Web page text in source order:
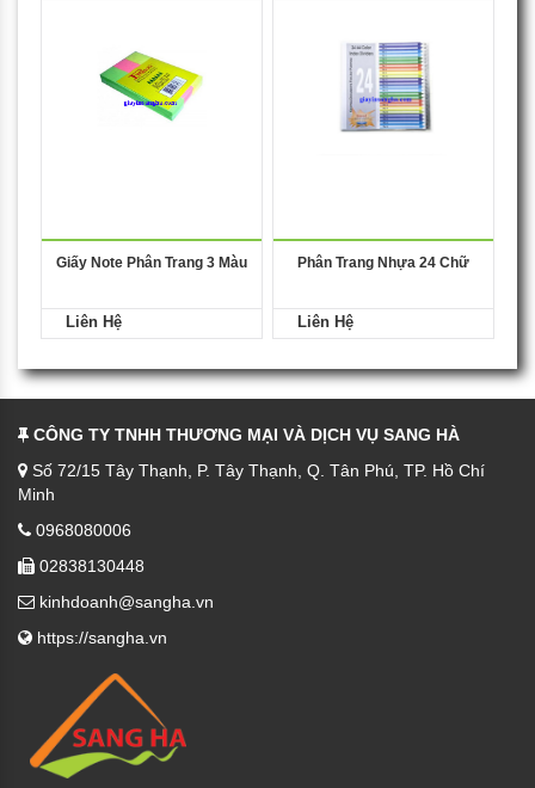
Giấy Note Phân Trang 3 Màu
Liên Hệ
Phân Trang Nhựa 24 Chữ
Liên Hệ
CÔNG TY TNHH THƯƠNG MẠI VÀ DỊCH VỤ SANG HÀ
Số 72/15 Tây Thạnh, P. Tây Thạnh, Q. Tân Phú, TP. Hồ Chí
Minh
0968080006
02838130448
kinhdoanh@sangha.vn
https://sangha.vn